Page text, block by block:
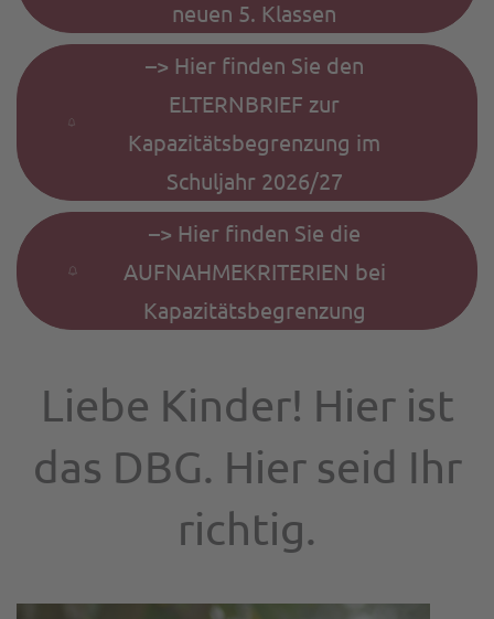
neuen 5. Klassen
–> Hier finden Sie den
ELTERNBRIEF zur
Kapazitätsbegrenzung im
Schuljahr 2026/27
–> Hier finden Sie die
AUFNAHMEKRITERIEN bei
Kapazitätsbegrenzung
Liebe Kinder! Hier ist
das DBG. Hier seid Ihr
richtig.